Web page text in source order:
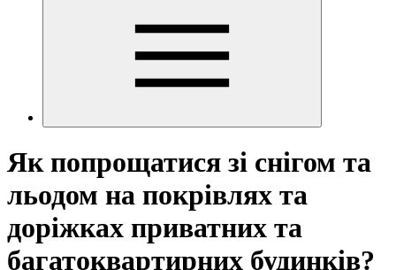
Як попрощатися зі снігом та
льодом на покрівлях та
доріжках приватних та
багатоквартирних будинків?